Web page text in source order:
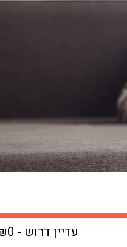
עדיין דרוש - ₪0